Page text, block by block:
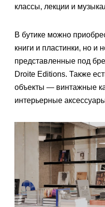
классы, лекции и
В бутике можно
книги и пластинки, но и
представленные под
Droite Editions. Также
объекты — винтажные
интерьерные